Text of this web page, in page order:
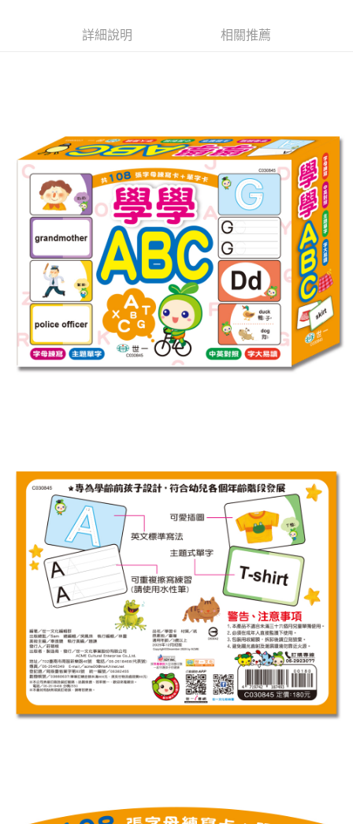
３．收到繳費通知簡訊後14天內，點擊此簡訊中的連結，可透過四大超商／
【注意事項】
１．透過由恩沛科技股份有限公司提供之「AFTEE先享後付」服務完成之交
易，需依本服務之必要範圍內提供個人資料，並將交易相關給付款項請求債
權轉讓予恩沛科技股份有限公司。
２．關於個人資料處理事宜，請瀏覽以下網址：
https://aftee.tw/terms/#terms3
３．未成年的使用者請事先徵得法定代理人或監護人之同意方可使用
「AFTEE先享後付」，若未經同意申辦者引起之損失，本公司不負相關責
４．使用「AFTEE先享後付」時，將依據個別帳號之用戶狀況，依本公司即
時審查核予不同之上限額度；若仍有額度不足之情形，本公司將視審查結果
請求用戶進行身份認證。
５．嚴禁一人註冊多個帳號或使用他人資訊註冊。若發現惡意使用之情形，
恩沛科技股份有限公司將有權停止該用戶之使用額度並採取法律行動。
7-11取貨付款
每筆NT$65，滿NT$490(含以上)免運費
付款後7-11取貨
每筆NT$65，滿NT$490(含以上)免運費
宅配(本島)
每筆NT$100，滿NT$790(含以上)免運費
付款後寶雅門市自取(由倉庫統一出貨)
每筆NT$80，滿NT$290(含以上)免運費
詳細說明 相關推薦